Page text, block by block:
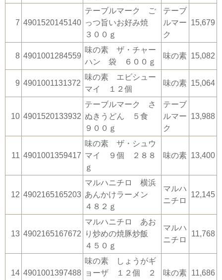
7 4901520145140
テーブルマーク ご
っつ旨いお好み焼
３００ｇ
テーブ
ルマー
ク
15,679
8 4901001284559
味の素 ザ・チャー
ハン 袋 ６００ｇ
味の素 15,082
9 4901001131372
味の素 エビシュー
マイ １２個
味の素 15,064
10 4901520133932
テーブルマーク さ
ぬきうどん ５食
９００ｇ
テーブ
ルマー
ク
13,988
11 4901001359417
味の素 ザ・シュウ
マイ ９個 ２８８
ｇ
味の素 13,400
12 4902165165203
マルハニチロ 横浜
あんかけラーメン
４８２ｇ
マルハ
ニチロ
12,145
13 4902165167672
マルハニチロ あお
り炒めの焼豚炒飯
４５０ｇ
マルハ
ニチロ
11,768
14 4901001397488
味の素 しょうがギ
ョーザ １２個 ２
味の素 11,686